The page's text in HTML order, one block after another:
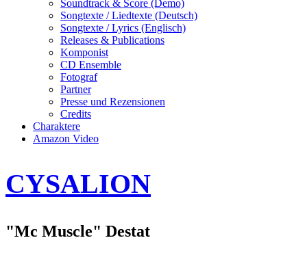
Soundtrack & Score (Demo)
Songtexte / Liedtexte (Deutsch)
Songtexte / Lyrics (Englisch)
Releases & Publications
Komponist
CD Ensemble
Fotograf
Partner
Presse und Rezensionen
Credits
Charaktere
Amazon Video
CYSALION
"Mc Muscle" Destat